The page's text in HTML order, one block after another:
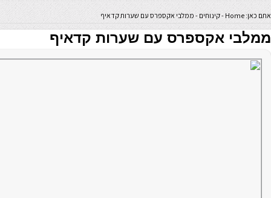
אתם כאן: Home
-קינוחים - ממלבי אקספרס עם שערות קדאיף
ממלבי אקספרס עם שערות קדאיף